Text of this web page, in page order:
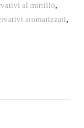
al mirtillo,
aromatizzati,